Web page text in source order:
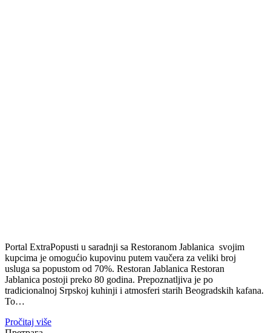
Portal ExtraPopusti u saradnji sa Restoranom Jablanica svojim
kupcima je omogućio kupovinu putem vaučera za veliki broj
usluga sa popustom od 70%. Restoran Jablanica Restoran
Jablanica postoji preko 80 godina. Prepoznatljiva je po
tradicionalnoj Srpskoj kuhinji i atmosferi starih Beogradskih kafana.
To…
Pročitaj više